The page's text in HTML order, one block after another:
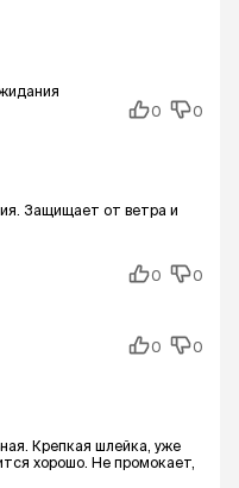
0
0
Защищает от ветра и
0 0
0
0
Крепкая шлейка, уже
хорошо. Не промокает,